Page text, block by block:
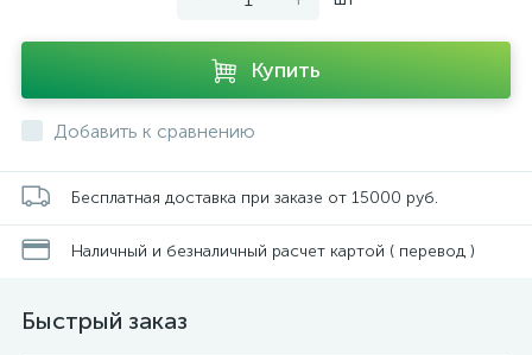
Купить
Добавить к сравнению
Бесплатная доставка при заказе от 15000 руб.
Наличный и безналичный расчет картой ( перевод )
Быстрый заказ